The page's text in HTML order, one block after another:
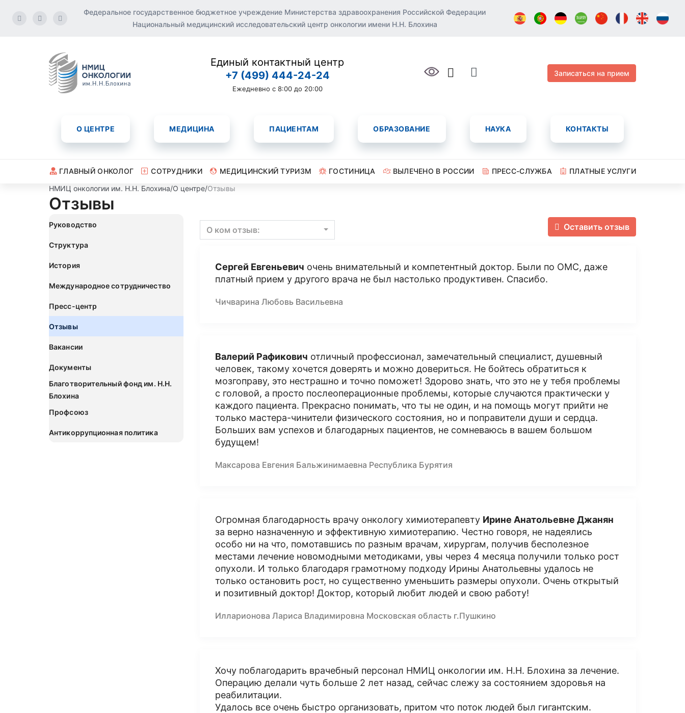
Федеральное государственное бюджетное учреждение Министерства здравоохранения Российской Федерации
Национальный медицинский исследовательский центр онкологии имени Н.Н. Блохина
Единый контактный центр
+7 (499) 444-24-24
Ежедневно с 8:00 до 20:00
Записаться на прием
О ЦЕНТРЕ МЕДИЦИНА ПАЦИЕНТАМ ОБРАЗОВАНИЕ НАУКА КОНТАКТЫ
ГЛАВНЫЙ ОНКОЛОГ СОТРУДНИКИ МЕДИЦИНСКИЙ ТУРИЗМ ГОСТИНИЦА ВЫЛЕЧЕНО В РОССИИ ПРЕСС-СЛУЖБА
ПЛАТНЫЕ УСЛУГИ
НМИЦ онкологии им. Н.Н. Блохина/О центре/Отзывы
Отзывы
Руководство
Структура
История
Международное сотрудничество
Пресс-центр
Отзывы
Вакансии
Документы
Благотворительный фонд им. Н.Н.
Блохина
Профсоюз
Антикоррупционная политика
Оставить отзыв
О ком отзыв:
Сергей Евгеньевич очень внимательный и компетентный доктор. Были по ОМС, даже
платный прием у другого врача не был настолько продуктивен. Спасибо.
Чичварина Любовь Васильевна
Валерий Рафикович отличный профессионал, замечательный специалист, душевный
человек, такому хочется доверять и можно довериться. Не бойтесь обратиться к
мозгоправу, это нестрашно и точно поможет! Здорово знать, что это не у тебя проблемы
с головой, а просто послеоперационные проблемы, которые случаются практически у
каждого пациента. Прекрасно понимать, что ты не один, и на помощь могут прийти не
только мастера-чинители физического состояния, но и поправители души и сердца.
Больших вам успехов и благодарных пациентов, не сомневаюсь в вашем большом
будущем!
Максарова Евгения Бальжинимаевна Республика Бурятия
Огромная благодарность врачу онкологу химиотерапевту Ирине Анатольевне Джанян
за верно назначенную и эффективную химиотерапию. Честно говоря, не надеялись
особо ни на что, помотавшись по разным врачам, хирургам, получив бесполезное
местами лечение новомодными методиками, увы через 4 месяца получили только рост
опухоли. И только благодаря грамотному подходу Ирины Анатольевны удалось не
только остановить рост, но существенно уменьшить размеры опухоли. Очень открытый
и позитивный доктор! Доктор, который любит людей и свою работу!
Илларионова Лариса Владимировна Московская область г.Пушкино
Хочу поблагодарить врачебный персонал НМИЦ онкологии им. Н.Н. Блохина за лечение.
Операцию делали чуть больше 2 лет назад, сейчас слежу за состоянием здоровья на
реабилитации.
Удалось все очень быстро организовать, притом что поток людей был гигантским.